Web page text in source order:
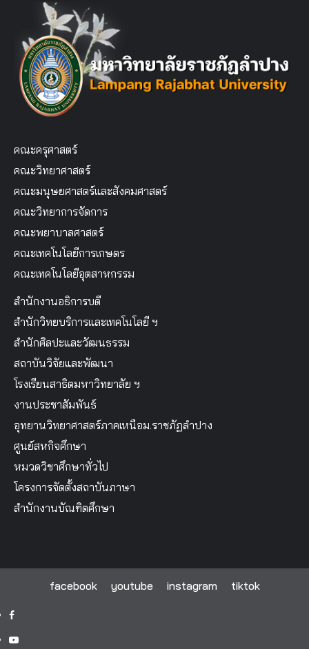
คณะครุศาสตร์
คณะวิทยาศาสตร์
คณะมนุษยศาสตร์และสังคมศาสตร์
คณะวิทยาการจัดการ
คณะพยาบาลศาสตร์
คณะเทคโนโลยีการเกษตร
คณะเทคโนโลยีอุตสาหกรรม
สำนักงานอธิการบดี
สำนักวิทยบริการและเทคโนโลยี ฯ
สำนักศิลปะและวัฒนธรรม
สถาบันวิจัยและพัฒนา
โรงเรียนสาธิตมหาวิทยาลัย ฯ
งานประชาสัมพันธ์
อุทยานวิทยาศาสตร์ภาคเหนือม.ราชภัฏลำปาง
ศูนย์สหกิจศึกษา
หมวดวิชาศึกษาทั่วไป
โครงการจัดตั้งสถาบันภาษา
สำนักงานบัณฑิตศึกษา
facebook youtube instagram tiktok
facebook
youtube